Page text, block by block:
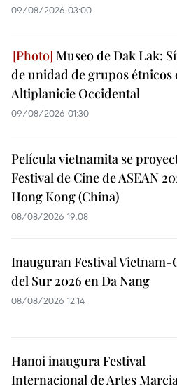
09/08/2026 03:00
Museo de Dak Lak:
de unidad de grupos étnicos
Altiplanicie Occidental
09/08/2026 01:30
Película vietnamita se
Festival de Cine de ASEAN
Hong Kong (China)
08/08/2026 19:08
Inauguran Festival Vietnam-
del Sur 2026 en Da Nang
08/08/2026 12:14
Hanoi inaugura Festival
Internacional de Artes